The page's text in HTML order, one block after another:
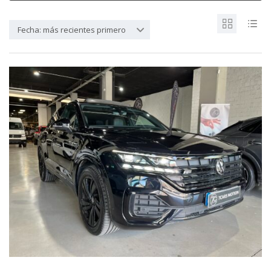
Fecha: más recientes primero